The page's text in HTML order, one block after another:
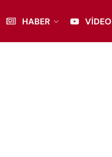
HABER VIDEO